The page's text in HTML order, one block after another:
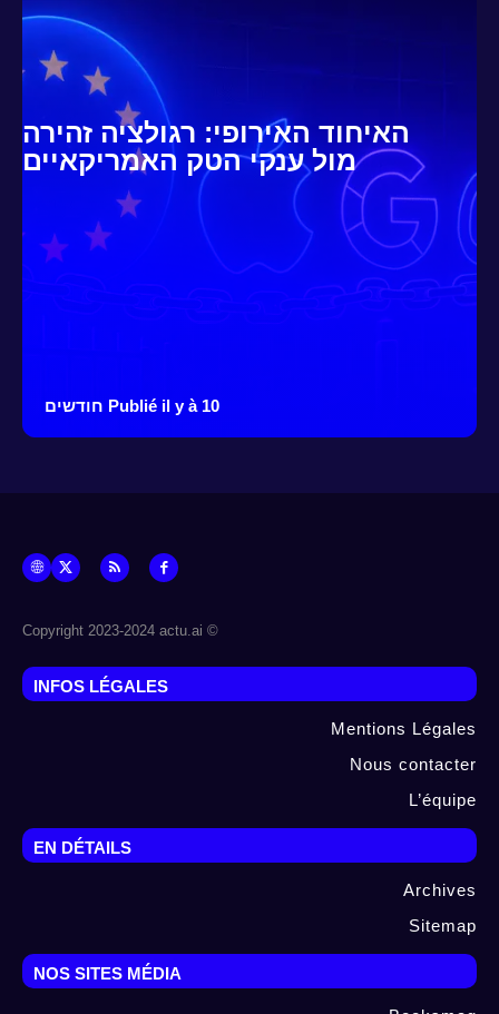
האיחוד האירופי: רגולציה זהירה
מול ענקי הטק האמריקאיים
Publié il y à 10 חודשים
© Copyright 2023-2024 actu.ai
INFOS LÉGALES
Mentions Légales
Nous contacter
L’équipe
EN DÉTAILS
Archives
Sitemap
NOS SITES MÉDIA